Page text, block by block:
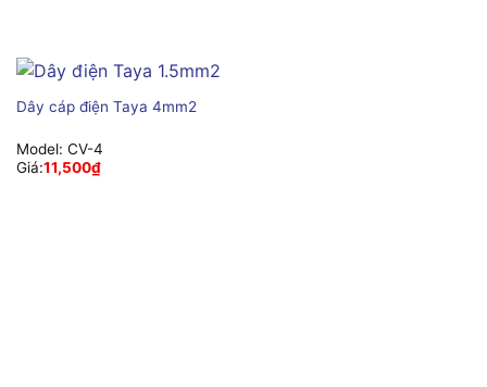
Dây cáp điện Taya 4mm2
Model: CV-4
Giá:11,500₫